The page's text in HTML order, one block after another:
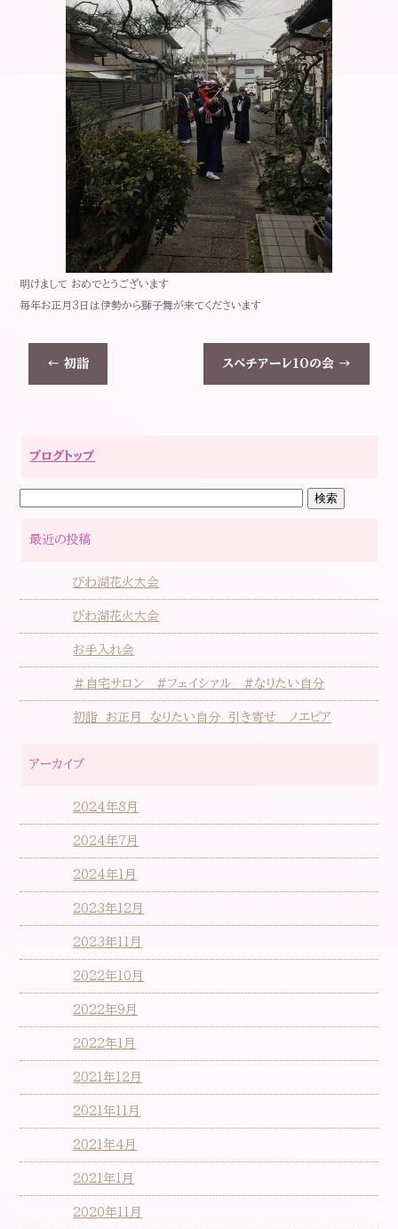
明けまして おめでとうございます
毎年お正月3日は伊勢から獅子舞が来てくださいます
← 初詣 スペチアーレ10の会 →
ブログトップ
最近の投稿
びわ湖花火大会
びわ湖花火大会
お手入れ会
＃自宅サロン #フェイシァル #なりたい自分
初詣 お正月 なりたい自分 引き寄せ ノエビア
アーカイブ
2024年8月
2024年7月
2024年1月
2023年12月
2023年11月
2022年10月
2022年9月
2022年1月
2021年12月
2021年11月
2021年4月
2021年1月
2020年11月